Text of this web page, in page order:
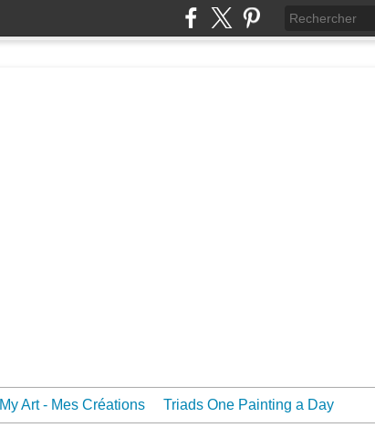
My Art - Mes Créations Triads One Painting a Day